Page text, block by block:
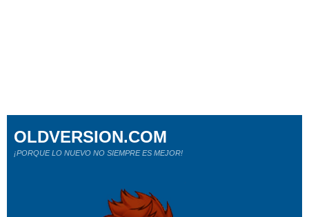
OLDVERSION.COM
¡PORQUE LO NUEVO NO SIEMPRE ES MEJOR!